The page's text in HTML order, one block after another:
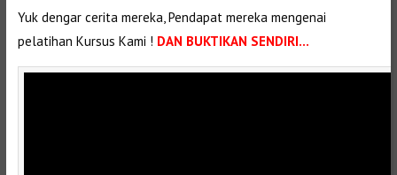
Yuk dengar cerita mereka, Pendapat mereka mengenai
pelatihan Kursus Kami ! DAN BUKTIKAN SENDIRI…